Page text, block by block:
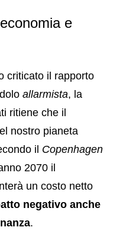
e
criticato il rapporto
allarmista, la
ritiene che il
nostro pianeta
il Copenhagen
2070 il
un costo netto
negativo anche
.